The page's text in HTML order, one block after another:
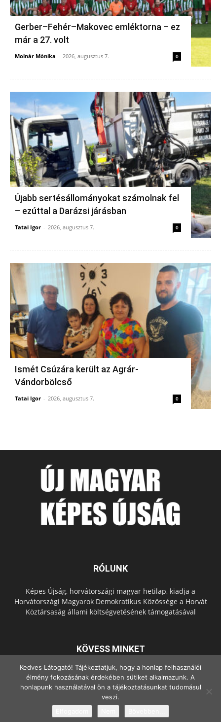
Gerber–Fehér–Makovec emléktorna – ez
már a 27. volt
Molnár Mónika - 2026, augusztus 7. 0
Újabb sertésállományokat számolnak fel
– ezúttal a Darázsi járásban
Tatai Igor - 2026, augusztus 7. 0
Ismét Csúzára került az Agrár-
Vándorbölcső
Tatai Igor - 2026, augusztus 7. 0
RÓLUNK
Képes Újság, horvátországi magyar hetilap, kiadja a
Horvátországi Magyarok Demokratikus Közössége a Horvát
Köztársaság állami költségvetésének támogatásával
KÖVESS MINKET
© Copyright - 2022 Minden jog fenntartva.
Kedves Látogató! Tájékoztatjuk, hogy a honlap felhasználói
élmény fokozásának érdekében sütiket alkalmazunk. A
honlapunk használatával ön a tájékoztatásunkat tudomásul
veszi.